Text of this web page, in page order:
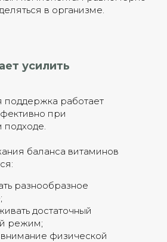
в организме.
поддержка работает
при
подходе.
баланса витаминов
разнообразное
достаточный
режим;
внимание физической
усилить